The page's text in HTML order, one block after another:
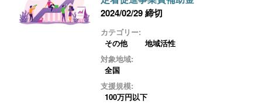
2024/02/29 締切
カテゴリー:
その他
地域活性
対象地域:
全国
支援規模:
100万円以下